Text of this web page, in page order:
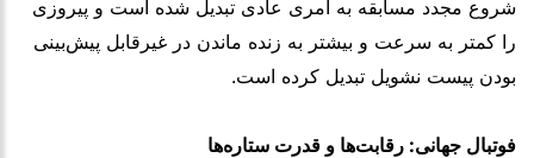
شروع مجدد مسابقه به امری عادی تبدیل شده است و پیروزی
را کمتر به سرعت و بیشتر به زنده ماندن در غیرقابل پیش‌بینی
بودن پیست نشویل تبدیل کرده است.
فوتبال جهانی: رقابت‌ها و قدرت ستاره‌ها